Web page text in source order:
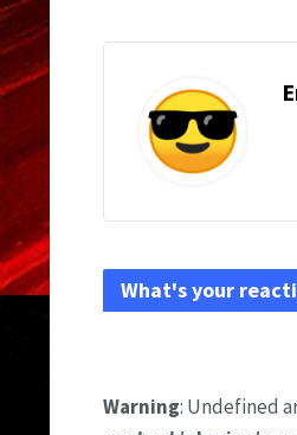
What's your
Warning: Undefined